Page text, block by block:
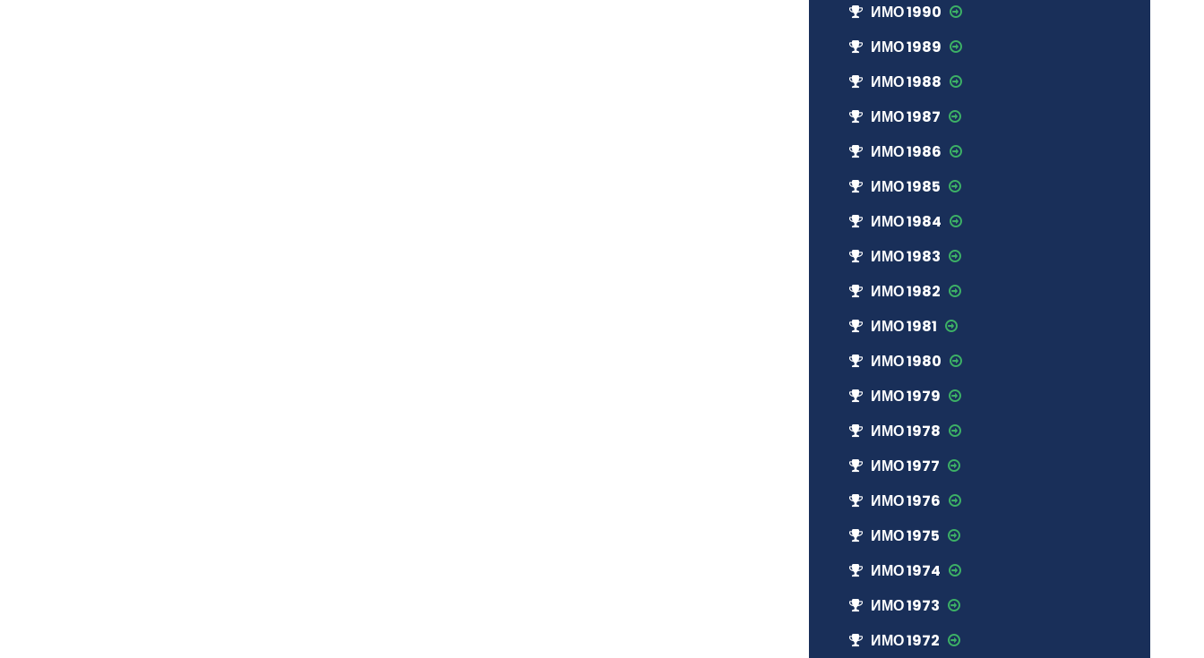
ИМО 1990
ИМО 1989
ИМО 1988
ИМО 1987
ИМО 1986
ИМО 1985
ИМО 1984
ИМО 1983
ИМО 1982
ИМО 1981
ИМО 1980
ИМО 1979
ИМО 1978
ИМО 1977
ИМО 1976
ИМО 1975
ИМО 1974
ИМО 1973
ИМО 1972